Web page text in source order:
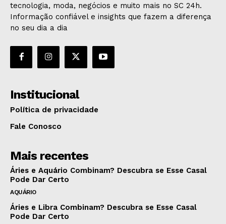
tecnologia, moda, negócios e muito mais no SC 24h.
Informação confiável e insights que fazem a diferença
no seu dia a dia
Institucional
Política de privacidade
Fale Conosco
Mais recentes
Áries e Aquário Combinam? Descubra se Esse Casal
Pode Dar Certo
AQUÁRIO
Áries e Libra Combinam? Descubra se Esse Casal
Pode Dar Certo